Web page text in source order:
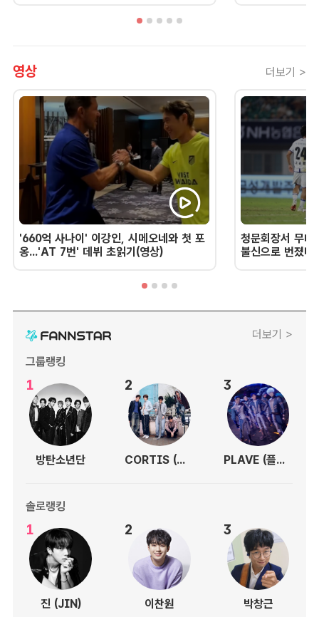
영상 더보기 >
'660억 사나이' 이강인, 시메오네와 첫 포
옹...'AT 7번' 데뷔 초읽기(영상)
청문회장서 무너
불신으로 번졌
더보기 >
그룹랭킹
1
방탄소년단
2
CORTIS (코르티스)
3
PLAVE (플레이브)
솔로랭킹
1
진 (JIN)
2
이찬원
3
박창근